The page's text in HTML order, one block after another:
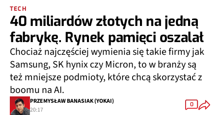
TECH
40 miliardów złotych na jedną
fabrykę. Rynek pamięci oszalał
Chociaż najczęściej wymienia się takie firmy jak
Samsung, SK hynix czy Micron, to w branży są
też mniejsze podmioty, które chcą skorzystać z
boomu na AI.
PRZEMYSŁAW BANASIAK (YOKAI)
20:17
0